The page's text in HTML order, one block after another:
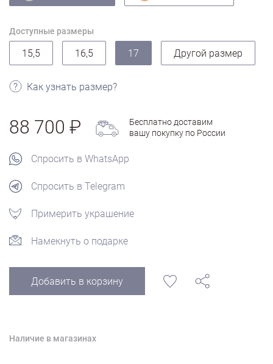
Доступные размеры
15,5 16,5 17 Другой размер
Как узнать размер?
88 700
Бесплатно доставим
вашу покупку по России
Спросить в WhatsApp
Спросить в Telegram
Примерить украшение
Намекнуть о подарке
Добавить в корзину
Наличие в магазинах